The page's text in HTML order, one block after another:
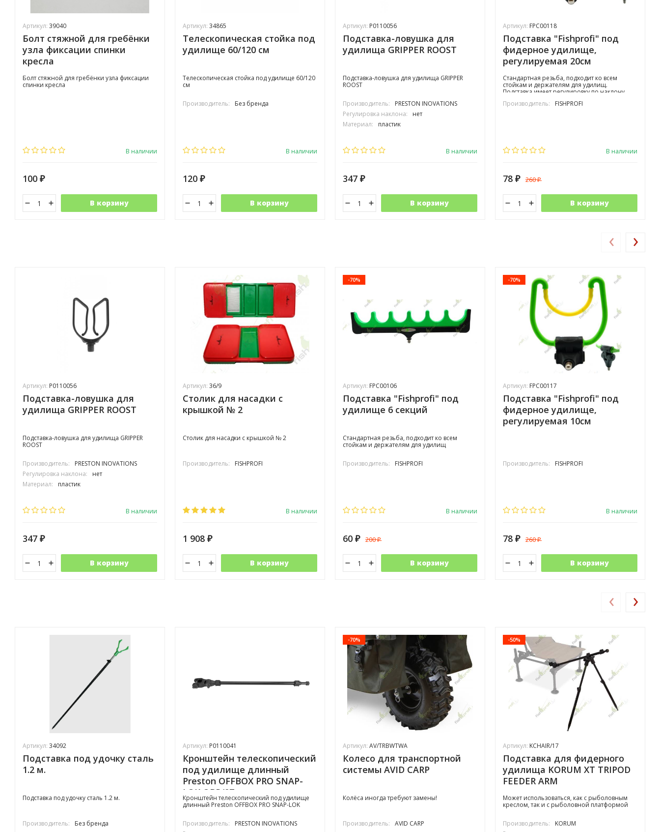
Артикул: 39040
Болт стяжной для гребёнки
узла фиксации спинки
кресла
Болт стяжной для гребёнки узла фиксации
спинки кресла
В наличии
100 ₽
В корзину
Артикул: 34865
Телескопическая стойка под
удилище 60/120 см
Телескопическая стойка под удилище 60/120
см
Производитель: Без бренда
В наличии
120 ₽
В корзину
Артикул: P0110056
Подставка-ловушка для
удилища GRIPPER ROOST
Подставка-ловушка для удилища GRIPPER
ROOST
Производитель:
PRESTON INOVATIONS
Регулировка наклона:
нет
Материал:
пластик
В наличии
347 ₽
В корзину
Артикул: FPC00118
Подставка "Fishprofi" под
фидерное удилище,
регулируемая 20см
Стандартная резьба, подходит ко всем
стойкам и держателям для удилищ.
Подставка имеет регулировку по наклону.
Производитель:
FISHPROFI
В наличии
78 ₽ 260₽
В корзину
Артикул: P0110056
Подставка-ловушка для
удилища GRIPPER ROOST
Подставка-ловушка для удилища GRIPPER
ROOST
Производитель:
PRESTON INOVATIONS
Регулировка наклона:
нет
Материал:
пластик
В наличии
347 ₽
В корзину
Артикул: 36/9
Столик для насадки с
крышкой № 2
Столик для насадки с крышкой № 2
Производитель: FISHPROFI
В наличии
1 908 ₽
В корзину
-70%
Артикул: FPC00106
Подставка "Fishprofi" под
удилище 6 секций
Стандартная резьба, подходит ко всем
стойкам и держателям для удилищ
Производитель: FISHPROFI
В наличии
60 ₽ 200₽
В корзину
-70%
Артикул: FPC00117
Подставка "Fishprofi" под
фидерное удилище,
регулируемая 10см
Производитель: FISHPROFI
В наличии
78 ₽ 260₽
В корзину
‹ ›
Артикул: 34092
Подставка под удочку сталь
1.2 м.
Подставка под удочку сталь 1.2 м.
Производитель: Без бренда
Артикул: P0110041
Кронштейн телескопический
под удилище длинный
Preston OFFBOX PRO SNAP-
LOK OBP/97
Кронштейн телескопический под удилище
длинный Preston OFFBOX PRO SNAP-LOK
Производитель:
PRESTON INOVATIONS
-70%
Артикул: AV/TRBWTWA
Колесо для транспортной
системы AVID CARP
Колёса иногда требуют замены!
Производитель: AVID CARP
-50%
Артикул: KCHAIR/17
Подставка для фидерного
удилища KORUM XT TRIPOD
FEEDER ARM
Может использоваться, как с рыболовным
креслом, так и с рыболовной платформой
Производитель:
KORUM
‹ ›